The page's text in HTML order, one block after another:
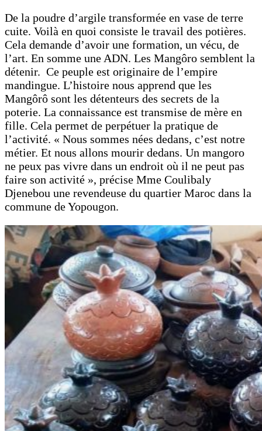
De la poudre d’argile transformée en vase de terre
cuite. Voilà en quoi consiste le travail des potières.
Cela demande d’avoir une formation, un vécu, de
l’art. En somme une ADN. Les Mangôro semblent la
détenir. Ce peuple est originaire de l’empire
mandingue. L’histoire nous apprend que les
Mangôrô sont les détenteurs des secrets de la
poterie. La connaissance est transmise de mère en
fille. Cela permet de perpétuer la pratique de
l’activité. « Nous sommes nées dedans, c’est notre
métier. Et nous allons mourir dedans. Un mangoro
ne peux pas vivre dans un endroit où il ne peut pas
faire son activité », précise Mme Coulibaly
Djenebou une revendeuse du quartier Maroc dans la
commune de Yopougon.